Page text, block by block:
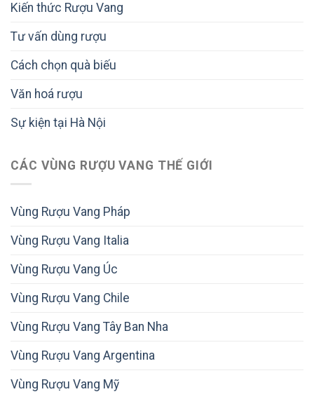
Kiến thức Rượu Vang
Tư vấn dùng rượu
Cách chọn quà biếu
Văn hoá rượu
Sự kiện tại Hà Nội
CÁC VÙNG RƯỢU VANG THẾ GIỚI
Vùng Rượu Vang Pháp
Vùng Rượu Vang Italia
Vùng Rượu Vang Úc
Vùng Rượu Vang Chile
Vùng Rượu Vang Tây Ban Nha
Vùng Rượu Vang Argentina
Vùng Rượu Vang Mỹ